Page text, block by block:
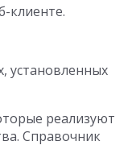
клиенте.
установленных
реализуют
Справочник